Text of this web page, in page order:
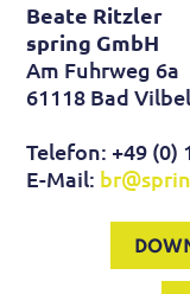
Beate Ritzler
spring GmbH
Am Fuhrweg 6a
61118 Bad Vilbel
Telefon: +49 (0)
E-Mail: